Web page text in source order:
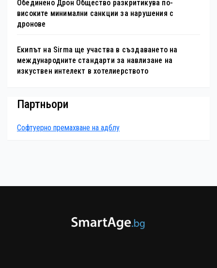
Обединено Дрон Общество разкритикува по-
високите минимални санкции за нарушения с
дронове
Екипът на Sirma ще участва в създаването на
международните стандарти за навлизане на
изкуствен интелект в хотелиерството
Партньори
Софтуерно премахване на адблу